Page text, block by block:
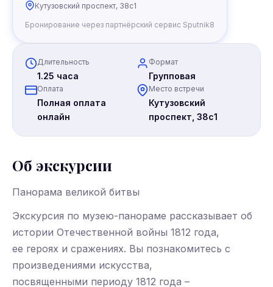
Длительность
1.25 часа
Формат
Групповая
Оплата
Полная оплата
онлайн
Место встречи
Кутузовский
проспект, 38с1
Об экскурсии
Панорама великой битвы
Экскурсия по музею-панораме рассказывает об
истории Отечественной войны 1812 года,
ее героях и сражениях. Вы познакомитесь с
произведениями искусства,
посвященными периоду 1812 года –
Кутузовский проспект, 38с1
Бронирование через партнёрский сервис Sputnik8